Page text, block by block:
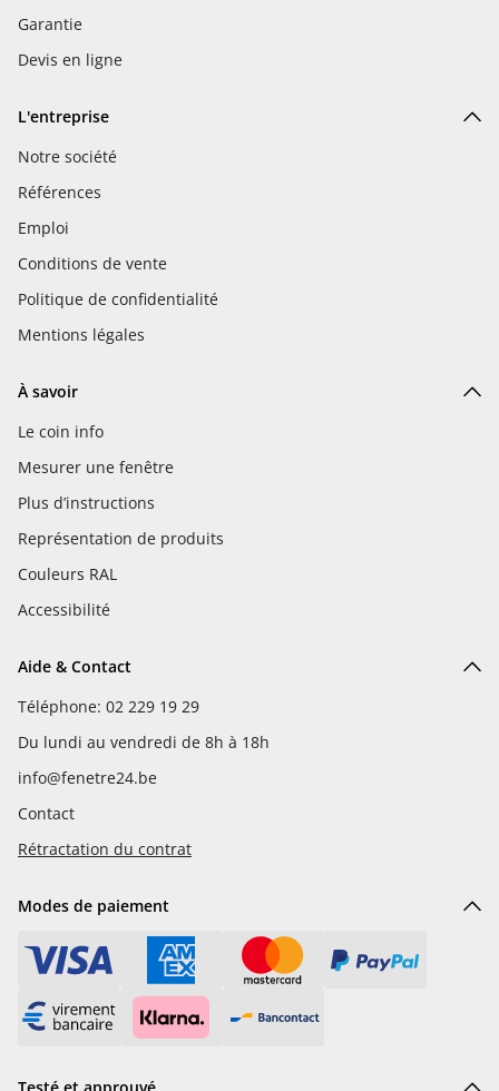
Garantie
Devis en ligne
L'entreprise
Notre société
Références
Emploi
Conditions de vente
Politique de confidentialité
Mentions légales
À savoir
Le coin info
Mesurer une fenêtre
Plus d’instructions
Représentation de produits
Couleurs RAL
Accessibilité
Aide & Contact
Téléphone: 02 229 19 29
Du lundi au vendredi de 8h à 18h
info@fenetre24.be
Contact
Rétractation du contrat
Modes de paiement